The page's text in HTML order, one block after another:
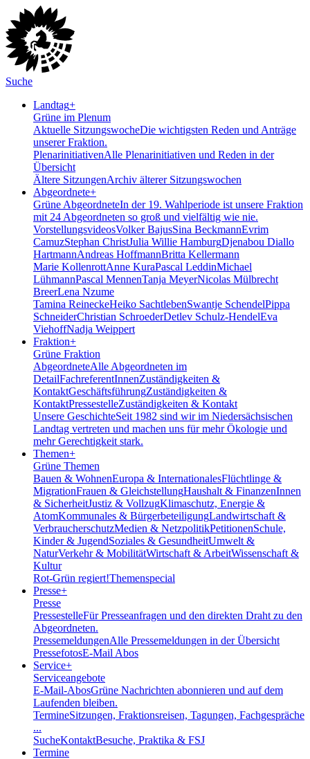
Suche
Landtag+
Grüne im Plenum
Aktuelle SitzungswocheDie wichtigsten Reden und Anträge
unserer Fraktion.
PlenarinitiativenAlle Plenarinitiativen und Reden in der
Übersicht
Ältere SitzungenArchiv älterer Sitzungswochen
Abgeordnete+
Grüne AbgeordneteIn der 19. Wahlperiode ist unsere Fraktion
mit 24 Abgeordneten so groß und vielfältig wie nie.
VorstellungsvideosVolker BajusSina BeckmannEvrim
CamuzStephan ChristJulia Willie HamburgDjenabou Diallo
HartmannAndreas HoffmannBritta Kellermann
Marie KollenrottAnne KuraPascal LeddinMichael
LühmannPascal MennenTanja MeyerNicolas Mülbrecht
BreerLena Nzume
Tamina ReineckeHeiko SachtlebenSwantje SchendelPippa
SchneiderChristian SchroederDetlev Schulz-HendelEva
ViehoffNadja Weippert
Fraktion+
Grüne Fraktion
AbgeordneteAlle Abgeordneten im
DetailFachreferentInnenZuständigkeiten &
KontaktGeschäftsführungZuständigkeiten &
KontaktPressestelleZuständigkeiten & Kontakt
Unsere GeschichteSeit 1982 sind wir im Nieder­sächsischen
Landtag vertreten und machen uns für mehr Ökologie und
mehr Gerechtigkeit stark.
Themen+
Grüne Themen
Bauen & WohnenEuropa & InternationalesFlüchtlinge &
MigrationFrauen & GleichstellungHaushalt & FinanzenInnen
& SicherheitJustiz & VollzugKlimaschutz, Energie &
AtomKommunales & BürgerbeteiligungLandwirtschaft &
VerbraucherschutzMedien & NetzpolitikPetitionenSchule,
Kinder & JugendSoziales & GesundheitUmwelt &
NaturVerkehr & MobilitätWirtschaft & ArbeitWissenschaft &
Kultur
Rot-Grün regiert!Themenspecial
Presse+
Presse
PressestelleFür Presseanfragen und den direkten Draht zu den
Abgeordneten.
PressemeldungenAlle Pressemeldungen in der Übersicht
PressefotosE-Mail Abos
Service+
Serviceangebote
E-Mail-AbosGrüne Nachrichten abonnieren und auf dem
Laufenden bleiben.
TermineSitzungen, Fraktionsreisen, Tagungen, Fachgespräche
...
SucheKontaktBesuche, Praktika & FSJ
Termine